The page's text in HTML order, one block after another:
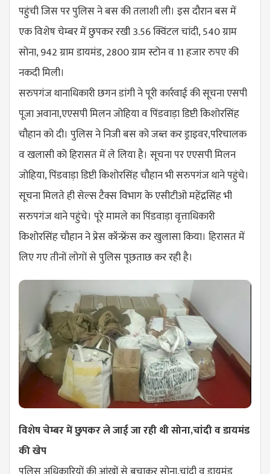
पहुंची जिस पर पुलिस ने बस की तलाशी ली। इस दौरान बस में
एक विशेष चेम्बर में छुपकर रखी 3.56 क्विंटल चांदी, 540 ग्राम
सोना, 942 ग्राम डायमंड, 2800 ग्राम स्टोन व 11 हजार रुपए की
नकदी मिली।
सरुपगंज थानाधिकारी छगन डांगी ने पूरी कार्रवाई की सूचना एसपी
पूजा अवाना,एएसपी मिलन जोहिया व पिंडवाड़ा डिप्टी किशोरसिंह
चौहान को दी। पुलिस ने निजी बस को जब्त कर ड्राइवर,परिचालक
व खलासी को हिरासत में ले लिया है। सूचना पर एएसपी मिलन
जोहिया, पिंडवाड़ा डिप्टी किशोरसिंह चौहान भी सरुपगंज थाने पहुंचे।
सूचना मिलते ही सेल्स टैक्स विभाग के एसीटीओ महेंद्रसिंह भी
सरुपगंज थाने पहुंचे। पूरे मामले का पिंडवाड़ा वृत्ताधिकारी
किशोरसिंह चौहान ने प्रेस कॉन्फ्रेंस कर खुलासा किया। हिरासत में
लिए गए तीनों लोगों से पुलिस पूछताछ कर रही है।
विशेष चेम्बर में छुपकर ले जाई जा रही थी सोना,चांदी व डायमंड
की खेप